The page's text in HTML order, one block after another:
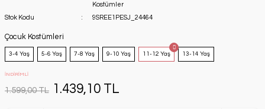
Kostümler
Stok Kodu
9SREE1PESJ_24464
Çocuk Kostümleri
3-4 Yaş 5-6 Yaş 7-8 Yaş 9-10 Yaş 11-12 Yaş 13-14 Yaş
İNDİRİMLİ
1.599,00 TL 1.439,10 TL